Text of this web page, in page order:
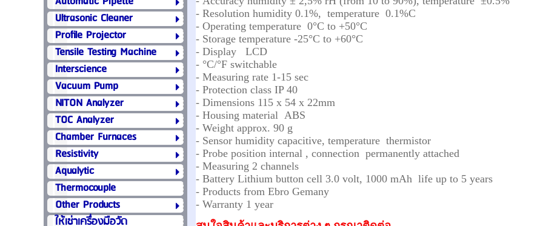
Ultrasonic Cleaner
Profile Projector
Tensile Testing Machine
Interscience
Vacuum Pump
NITON Analyzer
TOC Analyzer
Chamber Furnaces
Resistivity
Aqualytic
Thermocouple
Other Products
ให้เช่าเครื่องมือวัด
- Resolution humidity 0.1%, temperature 0.1%C
- Operating temperature 0°C to +50°C
- Storage temperature -25°C to +60°C
- Display LCD
- °C/°F switchable
- Measuring rate 1-15 sec
- Protection class IP 40
- Dimensions 115 x 54 x 22mm
- Housing material ABS
- Weight approx. 90 g
- Sensor humidity capacitive, temperature thermistor
- Probe position internal , connection permanently attached
- Measuring 2 channels
- Battery Lithium button cell 3.0 volt, 1000 mAh life up to 5 years
- Products from Ebro Gemany
- Warranty 1 year